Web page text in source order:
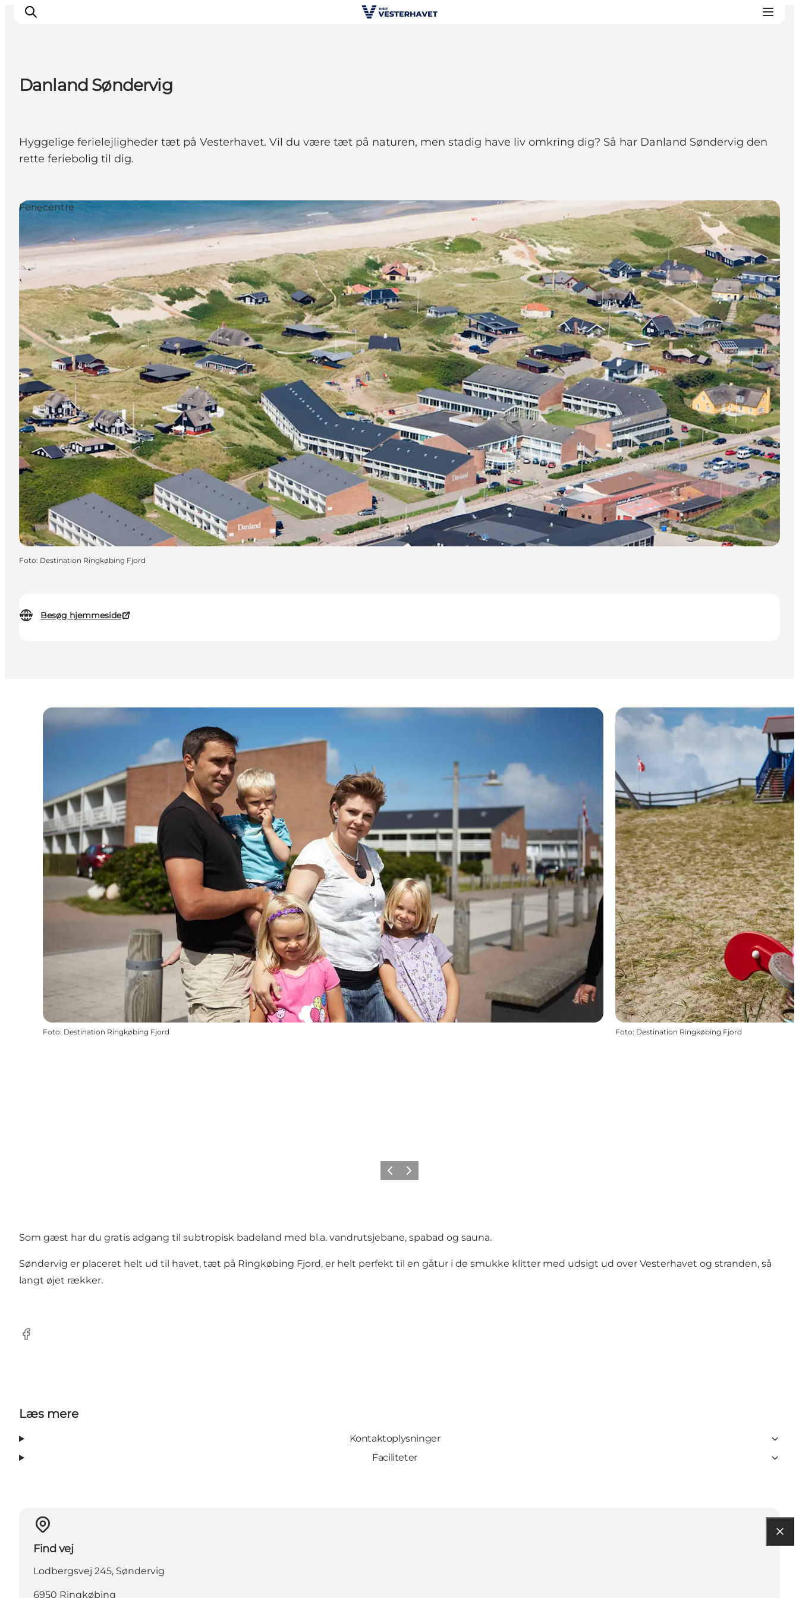
Vores Byer
Mad & Overnatning
Danland Søndervig
Hyggelige ferielejligheder tæt på Vesterhavet. Vil du være tæt på naturen, men stadig have liv omkring dig? Så har Danland Søndervig den
rette feriebolig til dig.
Besøg hjemmeside
Feriecentre
Foto: Destination Ringkøbing Fjord
Foto: Destination Ringkøbing Fjord Foto: Destination Ringkøbing Fjord
ForrigeNæste
Som gæst har du gratis adgang til subtropisk badeland med bl.a. vandrutsjebane, spabad og sauna.
Søndervig er placeret helt ud til havet, tæt på Ringkøbing Fjord, er helt perfekt til en gåtur i de smukke klitter med udsigt ud over Vesterhavet og stranden, så
langt øjet rækker.
Facebook
Læs mere
Kontaktoplysninger
Faciliteter
Find vej
Lodbergsvej 245, Søndervig
6950 Ringkøbing